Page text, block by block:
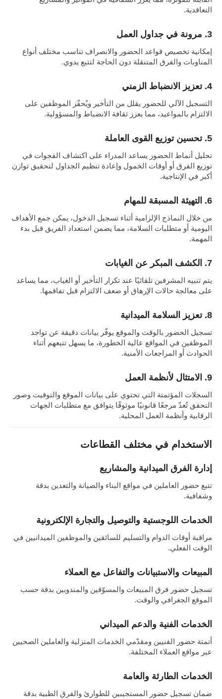
التعاقدية.
3. مرونة في جداول العمل
إمكانية تخصيص قواعد الحضور والانصراف تناسب مختلف أنواع
المناوبات والفرق المتنقلة دون الحاجة لتتبع يدوي.
4. تعزيز الانضباط الزمني
التسجيل الآلي للحضور يقلل من التأخير ويُحفّز الموظفين على
الالتزام بالمواعيد، مما يعزز ثقافة الانضباط والمسؤولية.
5. تحسين توزيع القوى العاملة
تحليل أنماط الحضور يساعد المدراء على اكتشاف الفجوات في
توزيع الفرق أو أوقات الخمول وإعادة تنظيم الجداول لتحقيق توازن
أكبر في الإنتاجية.
6. التهيئة المسبقة للمهام
من خلال النماذج الإلزامية أثناء تسجيل الدخول، يمكن جمع الأهداف
اليومية أو متطلبات السلامة، مما يضمن استعداد الفريق قبل بدء
المهمة.
7. الكشف المبكر عن الغيابات
يتم تنبيه المشرفين تلقائيًا عند تكرار التأخير أو الغياب، مما يساعد
على معالجة حالات الإرهاق أو ضعف الالتزام قبل تفاقمها.
8. تعزيز السلامة الميدانية
تسجيل الحضور بالوقت والموقع يوفّر بيانات دقيقة عن تواجد
الموظفين في المواقع عالية الخطورة، ما يسهل تتبعهم أثناء
الحوادث أو المراجعات الأمنية.
9. الامتثال لأنظمة العمل
السجلات المؤتمتة التي تحتوي على بيانات الموقع والتوقيت وصور
التحقق تُعدّ مرجعًا قانونيًا موثوقًا يتوافق مع متطلبات الجهات
الرقابية وأنظمة العمل المحلية.
الاستخدام في مختلف القطاعات
إدارة الفرق الميدانية والمشاريع
تتبع حضور العاملين في مواقع البناء والصيانة والتعدين بدقة
وشفافية.
الخدمات اللوجستية والتوصيل والتجارة الإلكترونية
مراقبة أوقات الدوام والتسليم للسائقين والموظفين الميدانيين في
الوقت الفعلي.
المبيعات والاستبيانات والتفاعل مع العملاء
تسجيل حضور فرق المبيعات والمسوّقين والمندوبين بدقة حسب
الموقع الجغرافي والوقت.
الخدمات الفنية والدعم الميداني
أتمتة حضور الفنيين ومقدّمي الخدمات المنزلية والعاملين الصحيين
عبر مواقع العملاء المختلفة.
الخدمات الطارئة والعامة
ضمان تسجيل حضور المستجيبين للطوارئ والفرق الطبية بدقة